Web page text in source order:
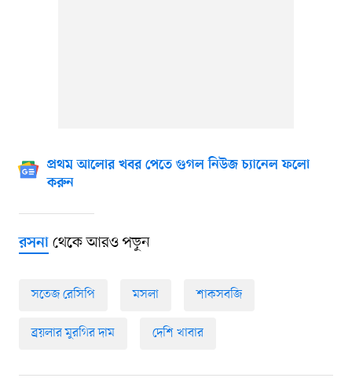
প্রথম আলোর খবর পেতে গুগল নিউজ চ্যানেল ফলো
করুন
রসনাথেকে আরও পড়ুন
সতেজ রেসিপি মসলা শাকসবজি
ব্রয়লার মুরগির দাম দেশি খাবার